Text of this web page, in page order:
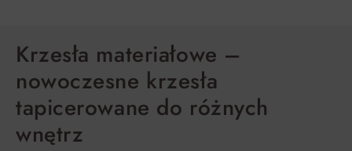
Krzesła materiałowe –
nowoczesne krzesła
tapicerowane do różnych
wnętrz